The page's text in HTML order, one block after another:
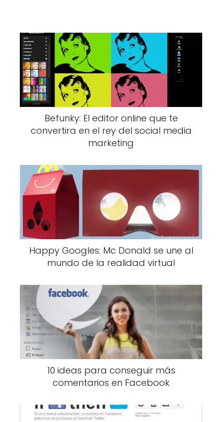
Befunky: El editor online que te
convertira en el rey del social media
marketing
Happy Googles: Mc Donald se une al
mundo de la realidad virtual
10 ideas para conseguir más
comentarios en Facebook